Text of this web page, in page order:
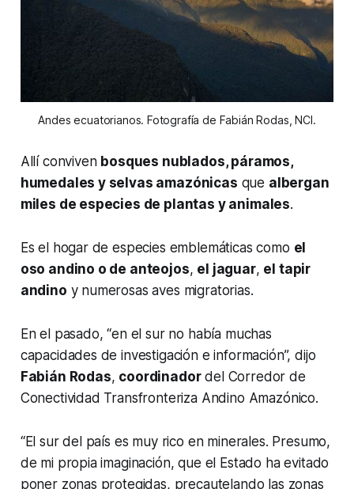
Andes ecuatorianos. Fotografía de Fabián Rodas, NCI.
Allí conviven bosques nublados, páramos,
humedales y selvas amazónicas que albergan
miles de especies de plantas y animales.
Es el hogar de especies emblemáticas como el
oso andino o de anteojos, el jaguar, el tapir
andino y numerosas aves migratorias.
En el pasado, “en el sur no había muchas
capacidades de investigación e información”, dijo
Fabián Rodas, coordinadordel Corredor de
Conectividad Transfronteriza Andino Amazónico.
“El sur del país es muy rico en minerales. Presumo,
de mi propia imaginación, que el Estado ha evitado
poner zonas protegidas, precautelando las zonas